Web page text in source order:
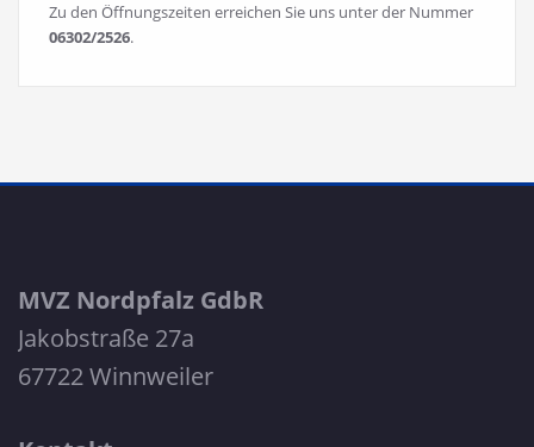
Zu den Öffnungszeiten erreichen Sie uns unter der Nummer
06302/2526.
MVZ Nordpfalz GdbR
Jakobstraße 27a
67722 Winnweiler